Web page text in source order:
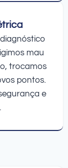
mau
trocamos
pontos.
e